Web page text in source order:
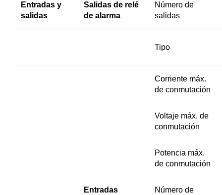
Entradas y
salidas
Salidas de relé
de alarma
Número de
salidas
Tipo
Corriente máx.
de conmutación
Voltaje máx. de
conmutación
Potencia máx.
de conmutación
Entradas
Número de